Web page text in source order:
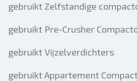
gebruikt Zelfstandige
gebruikt Pre-Crusher
gebruikt Vijzelverdichters
gebruikt Appartement